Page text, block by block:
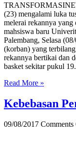
(23) mengalami luka
melerai rekannya
mahsiswa baru
Palembang, Selasa
(korban) yang
rekannya bertikai dan
basket sekitar pukul
Read More »
Kebebasan
09/08/2017